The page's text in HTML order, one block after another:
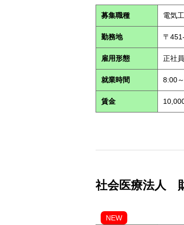
募集職種 電気
勤務地 〒
雇用形態 正社
就業時間 8:00
賃金
社会医療法人
NEW